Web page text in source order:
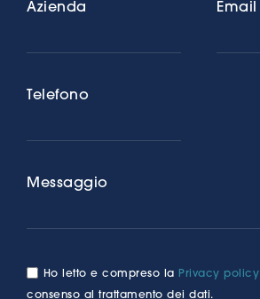
Azienda Email
Telefono
Messaggio
Ho letto e compreso la Privacy policy
consenso al trattamento dei dati.